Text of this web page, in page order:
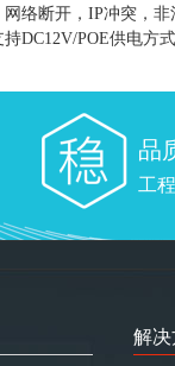
络断开，IP冲突，
DC12V/POE供电方
品
工
解